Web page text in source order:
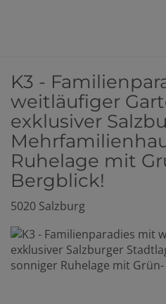
K3 -
weitläufiger
exklusiver
Ruhelage mit
Bergblick!
5020 Salzburg